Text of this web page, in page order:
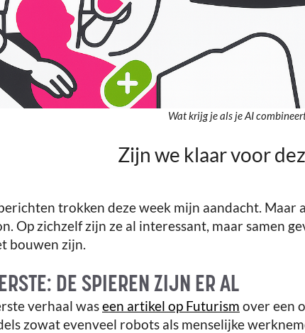
Wat krijg je als je AI
Zijn we klaar voor
trokken deze week mijn aandacht.
Op zichzelf zijn ze al interessant, maar samen
bouwen zijn.
DE SPIEREN ZIJN ER AL
verhaal waseen artikel op Futurism over een
zowat evenveel robots als menselijke